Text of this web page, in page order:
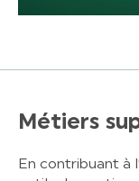
Métiers
En contribuant à